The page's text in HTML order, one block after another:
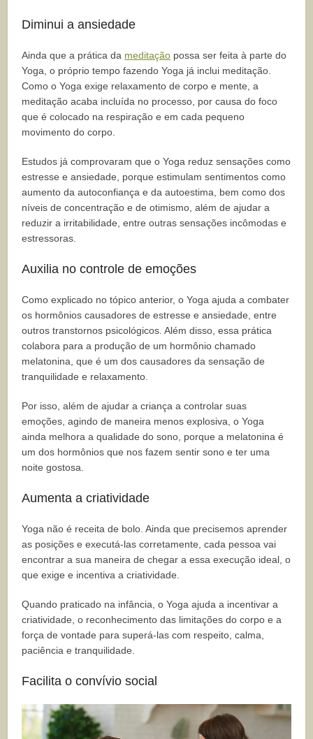
Diminui a ansiedade
Ainda que a prática da meditação possa ser feita à parte do
Yoga, o próprio tempo fazendo Yoga já inclui meditação.
Como o Yoga exige relaxamento de corpo e mente, a
meditação acaba incluída no processo, por causa do foco
que é colocado na respiração e em cada pequeno
movimento do corpo.
Estudos já comprovaram que o Yoga reduz sensações como
estresse e ansiedade, porque estimulam sentimentos como
aumento da autoconfiança e da autoestima, bem como dos
níveis de concentração e de otimismo, além de ajudar a
reduzir a irritabilidade, entre outras sensações incômodas e
estressoras.
Auxilia no controle de emoções
Como explicado no tópico anterior, o Yoga ajuda a combater
os hormônios causadores de estresse e ansiedade, entre
outros transtornos psicológicos. Além disso, essa prática
colabora para a produção de um hormônio chamado
melatonina, que é um dos causadores da sensação de
tranquilidade e relaxamento.
Por isso, além de ajudar a criança a controlar suas
emoções, agindo de maneira menos explosiva, o Yoga
ainda melhora a qualidade do sono, porque a melatonina é
um dos hormônios que nos fazem sentir sono e ter uma
noite gostosa.
Aumenta a criatividade
Yoga não é receita de bolo. Ainda que precisemos aprender
as posições e executá-las corretamente, cada pessoa vai
encontrar a sua maneira de chegar a essa execução ideal, o
que exige e incentiva a criatividade.
Quando praticado na infância, o Yoga ajuda a incentivar a
criatividade, o reconhecimento das limitações do corpo e a
força de vontade para superá-las com respeito, calma,
paciência e tranquilidade.
Facilita o convívio social